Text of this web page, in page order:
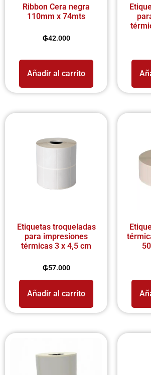
Ribbon Cera negra
110mm x 74mts
₲42.000
Añadir al carrito
Etiquetas troqueladas
para impresiones
térmicas 3 x 4,5 cm
₲57.000
Añadir al carrito